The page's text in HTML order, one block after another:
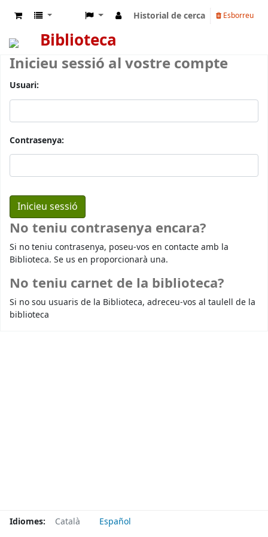
Historial de cerca Esborreu
Biblioteca
Inicieu sessió al vostre compte
Usuari:
Contrasenya:
No teniu contrasenya encara?
Si no teniu contrasenya, poseu-vos en contacte amb la
Biblioteca. Se us en proporcionarà una.
No teniu carnet de la biblioteca?
Si no sou usuaris de la Biblioteca, adreceu-vos al taulell de la
biblioteca
Idiomes: Català Español